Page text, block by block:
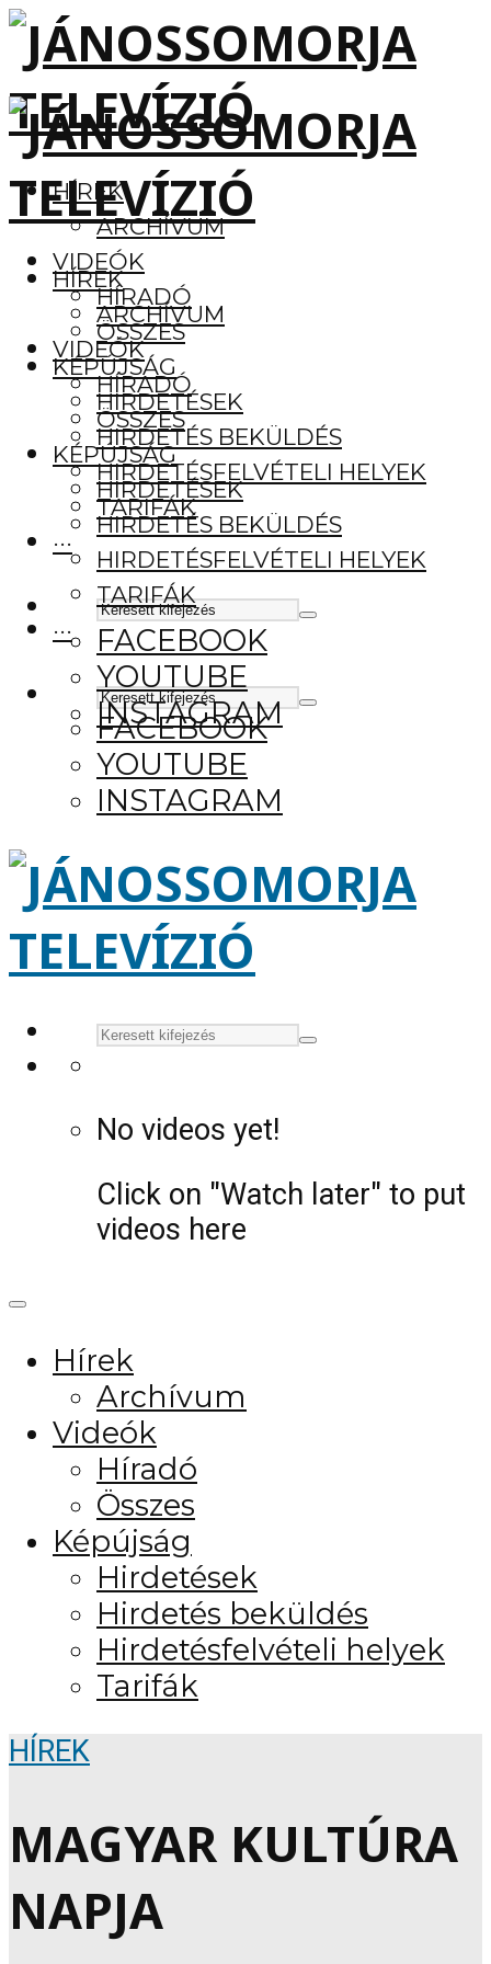
HÍREK
ARCHÍVUM
VIDEÓK
HÍRADÓ
ÖSSZES
KÉPÚJSÁG
HIRDETÉSEK
HIRDETÉS BEKÜLDÉS
HIRDETÉSFELVÉTELI HELYEK
TARIFÁK
···
FACEBOOK
YOUTUBE
INSTAGRAM
HÍREK
ARCHÍVUM
VIDEÓK
HÍRADÓ
ÖSSZES
KÉPÚJSÁG
HIRDETÉSEK
HIRDETÉS BEKÜLDÉS
HIRDETÉSFELVÉTELI HELYEK
TARIFÁK
···
FACEBOOK
YOUTUBE
INSTAGRAM
No videos yet!
Click on "Watch later" to put
videos here
Hírek
Archívum
Videók
Híradó
Összes
Képújság
Hirdetések
Hirdetés beküldés
Hirdetésfelvételi helyek
Tarifák
HÍREK
MAGYAR KULTÚRA
NAPJA